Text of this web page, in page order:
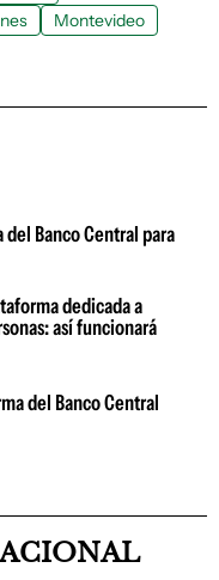
Montevideo
Banco Central para
dedicada a
así funcionará
del Banco Central